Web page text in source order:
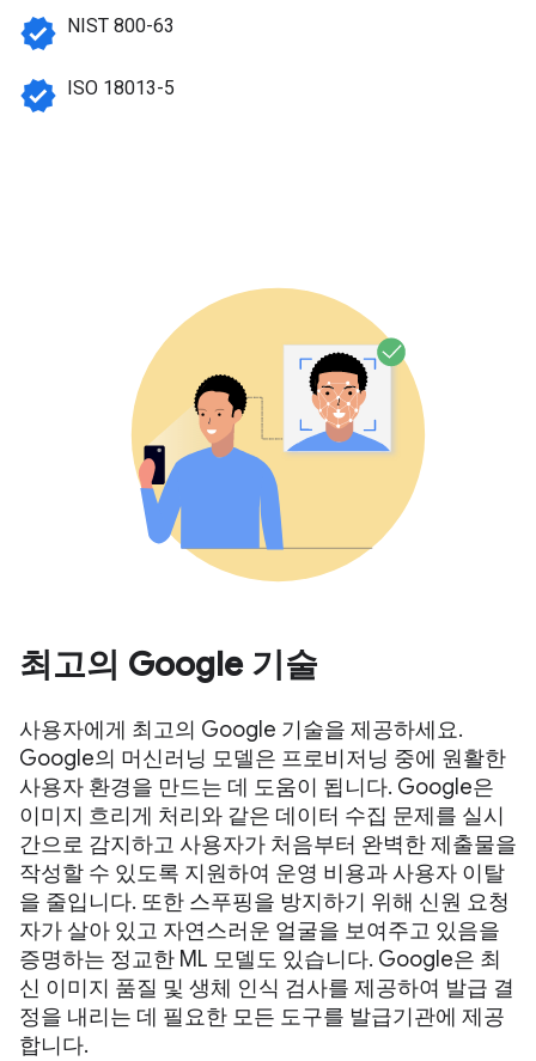
verified NIST 800-63
verified ISO 18013-5
최고의 Google 기술
사용자에게 최고의 Google 기술을 제공하세요.
Google의 머신러닝 모델은 프로비저닝 중에 원활한
사용자 환경을 만드는 데 도움이 됩니다. Google은
이미지 흐리게 처리와 같은 데이터 수집 문제를 실시
간으로 감지하고 사용자가 처음부터 완벽한 제출물을
작성할 수 있도록 지원하여 운영 비용과 사용자 이탈
을 줄입니다. 또한 스푸핑을 방지하기 위해 신원 요청
자가 살아 있고 자연스러운 얼굴을 보여주고 있음을
증명하는 정교한 ML 모델도 있습니다. Google은 최
신 이미지 품질 및 생체 인식 검사를 제공하여 발급 결
정을 내리는 데 필요한 모든 도구를 발급기관에 제공
합니다.